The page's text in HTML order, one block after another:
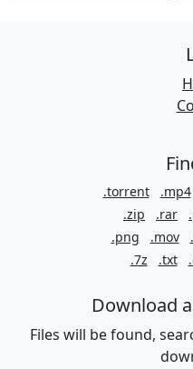
.torrent .mp4
.zip
.rar
.png
.mov
.7z
.txt
Download
Files will be found,